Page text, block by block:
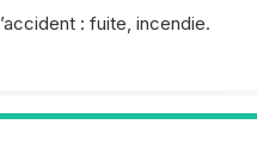
: fuite, incendie.